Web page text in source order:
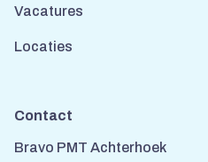
Vacatures
Locaties
Contact
Bravo PMT Achterhoek